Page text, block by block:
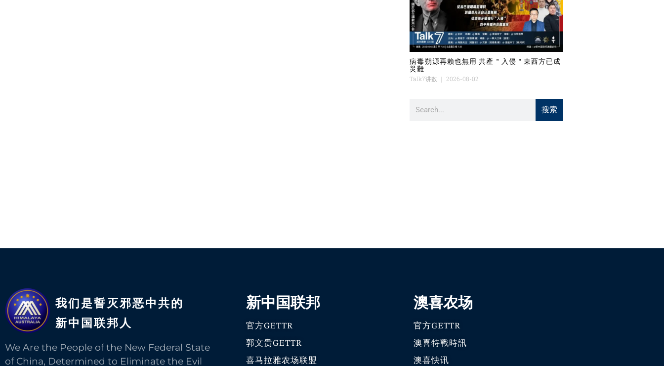
病毒朔源再賴也無用 共產＂入侵＂東西方已成
災難
Talk7讲数
2026-08-02
搜索
我们是誓灭邪恶中共的
新中国联邦人​
We Are the People of the New Federal State
of China, Determined to Eliminate the Evil
新中国联邦
官方GETTR
郭文贵GETTR
喜马拉雅农场联盟
澳喜农场
官方GETTR
澳喜特戰時訊
澳喜快讯